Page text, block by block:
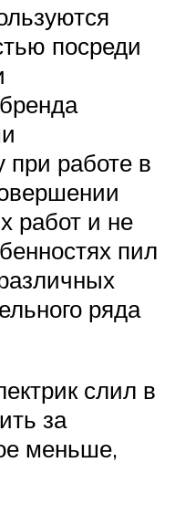
посреди
при работе в
работ и не
пил
ряда
слил в
за
меньше,